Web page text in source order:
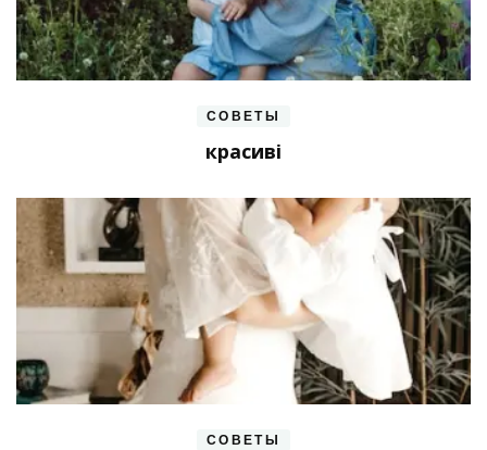
СОВЕТЫ
красиві
СОВЕТЫ